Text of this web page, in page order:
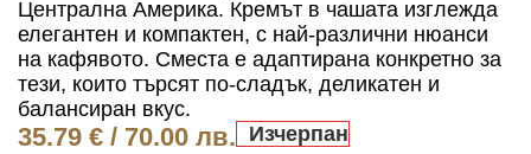
Централна Америка. Кремът в чашата изглежда
елегантен и компактен, с най-различни нюанси
на кафявото. Сместа е адаптирана конкретно за
тези, които търсят по-сладък, деликатен и
балансиран вкус.
35.79 € / 70.00 лв. Изчерпан